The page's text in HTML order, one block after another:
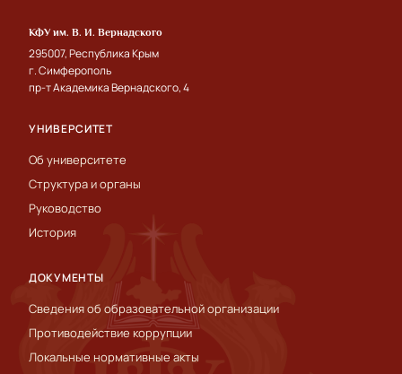
КФУ им. В. И. Вернадского
295007, Республика Крым
г. Симферополь
пр-т Академика Вернадского, 4
УНИВЕРСИТЕТ
Об университете
Структура и органы
Руководство
История
ДОКУМЕНТЫ
Сведения об образовательной организации
Противодействие коррупции
Локальные нормативные акты